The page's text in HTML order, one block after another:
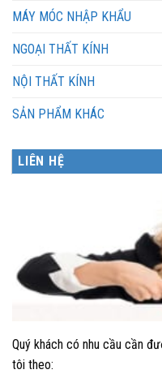
MÁY MÓC NHẬP KHẨU
NGOẠI THẤT KÍNH
NỘI THẤT KÍNH
SẢN PHẨM KHÁC
LIÊN HỆ
Quý khách có nhu cầu cần
tôi theo: